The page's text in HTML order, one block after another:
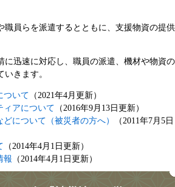
職員らを派遣するとともに、支援物資の提供
に迅速に対応し、職員の派遣、機材や物資の
きます。
ついて （2021年4月更新）
ィアについて （2016年9月13日更新）
について（被災者の方へ）
（2011年7月5日
（2014年4月1日更新）
報 （2014年4月1日更新）